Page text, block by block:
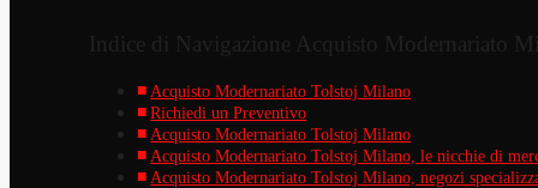
Indice di Navigazione Acquisto Modernariato
Acquisto Modernariato Tolstoj Milano
Richiedi un Preventivo
Acquisto Modernariato Tolstoj Milano
Acquisto Modernariato Tolstoj Milano, le nicchie di
Acquisto Modernariato Tolstoj Milano, negozi